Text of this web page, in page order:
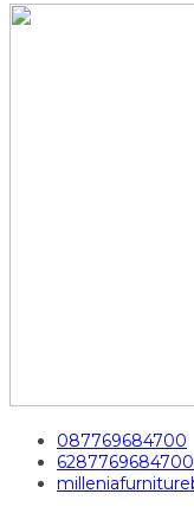
087769684700
6287769684700